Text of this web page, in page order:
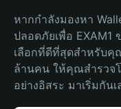
หากกำลังมองหา
ปลอดภัยเพื่อ EXAM1
เลือกที่ดีที่สุดสำหรับคุ
ล้านคน ให้คุณสำรวจ
อย่างอิสระ มาเริ่มกันเ